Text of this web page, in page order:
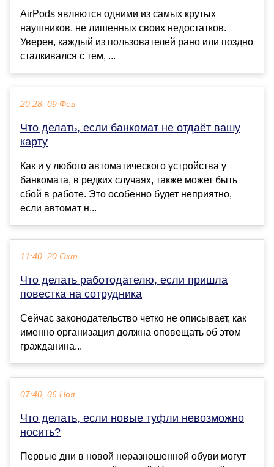
AirPods являются одними из самых крутых
наушников, не лишенных своих недостатков.
Уверен, каждый из пользователей рано или поздно
сталкивался с тем, ...
20:28, 09 Фев
Что делать, если банкомат не отдаёт вашу
карту
Как и у любого автоматического устройства у
банкомата, в редких случаях, также может быть
сбой в работе. Это особенно будет неприятно,
если автомат н...
11:40, 20 Окт
Что делать работодателю, если пришла
повестка на сотрудника
Сейчас законодательство четко не описывает, как
именно организация должна оповещать об этом
гражданина...
07:40, 06 Ноя
Что делать, если новые туфли невозможно
носить?
Первые дни в новой неразношенной обуви могут